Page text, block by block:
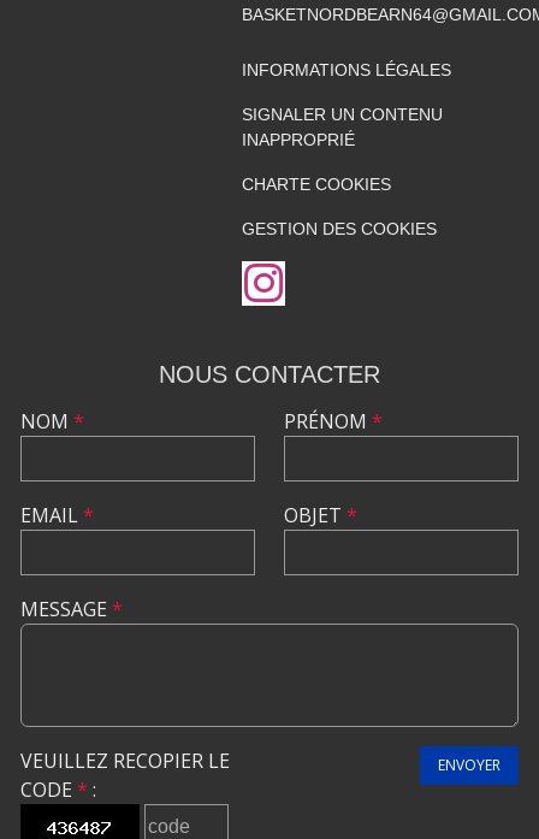
INFORMATIONS LÉGALES
SIGNALER UN CONTENU
INAPPROPRIÉ
CHARTE COOKIES
GESTION DES COOKIES
NOUS CONTACTER
NOM *
EMAIL*
PRÉNOM *
OBJET *
MESSAGE *
VEUILLEZ RECOPIER LE
CODE * :
ENVOYER